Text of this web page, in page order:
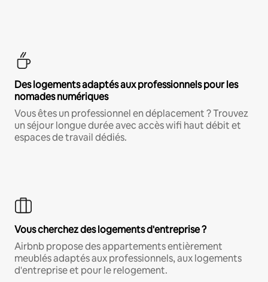
Des logements adaptés aux professionnels pour les
nomades numériques
Vous êtes un professionnel en déplacement ? Trouvez
un séjour longue durée avec accès wifi haut débit et
espaces de travail dédiés.
Vous cherchez des logements d'entreprise ?
Airbnb propose des appartements entièrement
meublés adaptés aux professionnels, aux logements
d'entreprise et pour le relogement.